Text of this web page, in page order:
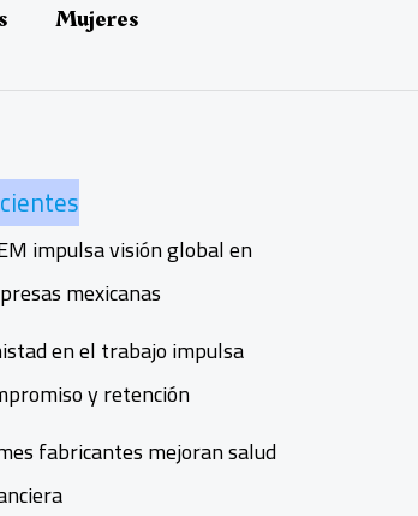
Mujeres
impulsa visión global en
mexicanas
en el trabajo impulsa
y retención
fabricantes mejoran salud